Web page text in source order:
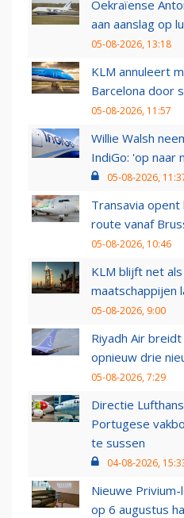
Oekraïense
aan aanslag op
05-08-2026, 13:18
KLM annuleert
Barcelona door
05-08-2026, 11:57
Willie Walsh
IndiGo: 'op naar
05-08-2026,
Transavia
route vanaf
05-08-2026, 10:46
KLM blijft net
maatschappijen
05-08-2026, 9:00
Riyadh Air
opnieuw drie
05-08-2026, 7:29
Directie
Portugese
te sussen
04-08-2026,
Nieuwe
op 6 augustus